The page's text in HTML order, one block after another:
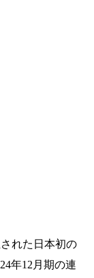
れた日本初の
年12月期の連